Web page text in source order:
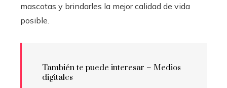
mascotas y brindarles la mejor calidad de vida
posible.
También te puede interesar – Medios
digitales